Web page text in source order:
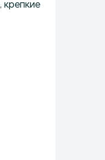
крепкие